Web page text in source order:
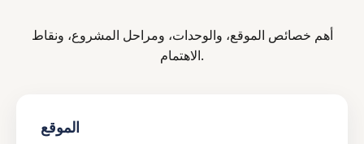
أهم خصائص الموقع، والوحدات، ومراحل المشروع، ونقاط
الاهتمام.
الموقع